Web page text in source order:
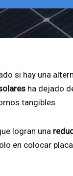
si hay una
ha dejado
tangibles.
logran una
en colocar